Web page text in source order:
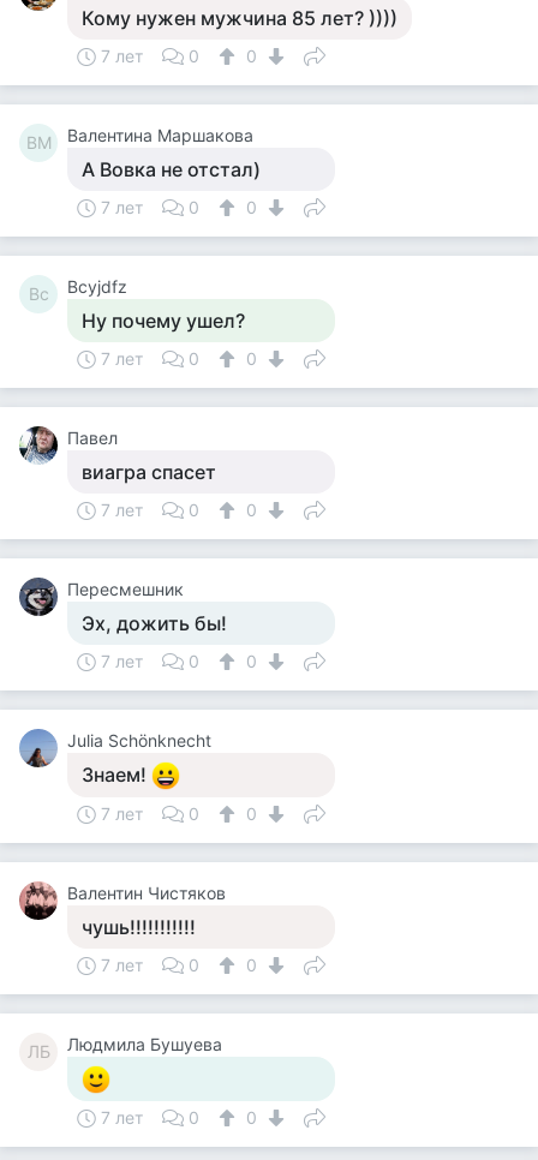
Кому нужен мужчина 85 лет? ))))
7 лет 0 0
ВМ Валентина Маршакова
А Вовка не отстал)
7 лет 0 0
Bc Bcyjdfz
Ну почему ушел?
7 лет 0 0
Павел
виагра спасет
7 лет 0 0
Пересмешник
Эх, дожить бы!
7 лет 0 0
Julia Schönknecht
Знаем!
7 лет 0 0
Валентин Чистяков
чушь!!!!!!!!!!!
7 лет 0 0
ЛБ Людмила Бушуева
7 лет 0 0